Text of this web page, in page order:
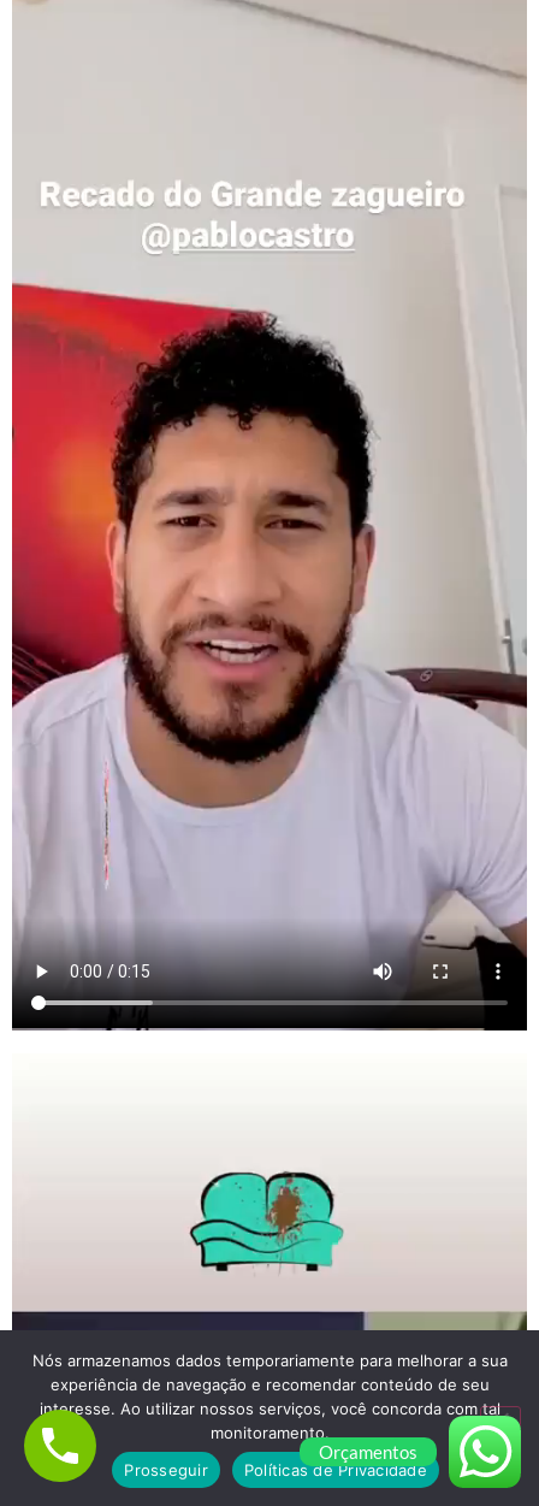
Orçamentos
Nós armazenamos dados temporariamente para melhorar a sua
experiência de navegação e recomendar conteúdo de seu
interesse. Ao utilizar nossos serviços, você concorda com tal
monitoramento.
Prosseguir
Políticas de Privacidade